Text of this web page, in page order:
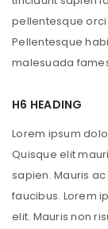
pellentesque orci
Pellentesque
malesuada
H6 HEADING
Lorem ipsum
Quisque elit
sapien. Mauris
faucibus. Lorem
elit. Mauris non